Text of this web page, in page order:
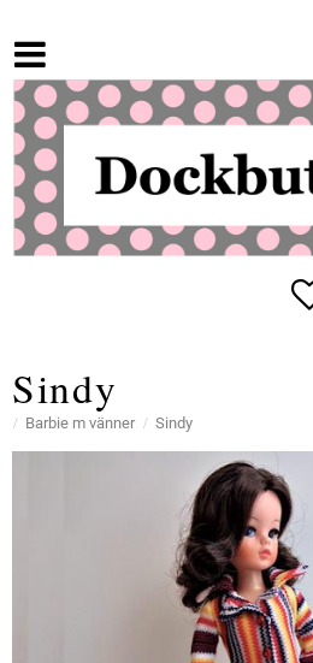
Sindy
Barbie m vänner Sindy